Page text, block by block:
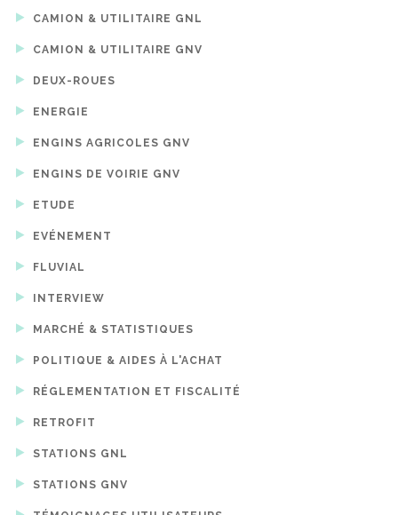
CAMION & UTILITAIRE GNL
CAMION & UTILITAIRE GNV
DEUX-ROUES
ENERGIE
ENGINS AGRICOLES GNV
ENGINS DE VOIRIE GNV
ETUDE
EVÉNEMENT
FLUVIAL
INTERVIEW
MARCHÉ & STATISTIQUES
POLITIQUE & AIDES À L'ACHAT
RÉGLEMENTATION ET FISCALITÉ
RETROFIT
STATIONS GNL
STATIONS GNV